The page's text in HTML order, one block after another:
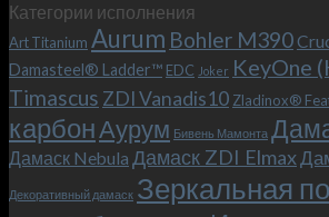
и
клипсой!
Категории исполнения
Art Titanium Aurum Bohler M390
Damasteel® Ladder™ EDC Joker KeyOne
Timascus ZDI Vanadis10 Zladinox®
карбонАурум Бивень Мамонта
Дамаск Nebula Дамаск ZDI Elmax
Декоративный дамаск Зеркальная